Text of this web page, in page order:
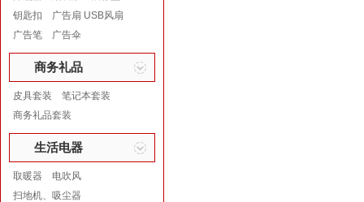
钥匙扣
广告扇 USB风扇
广告笔
广告伞
商务礼品
皮具套装
笔记本套装
商务礼品套装
生活电器
取暖器
电吹风
扫地机、吸尘器